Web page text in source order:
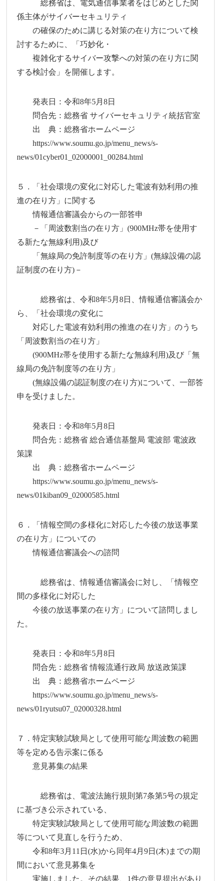
総務省は、電気通信事業者をはじめとした関
係主体がサイバーセキュリティ
の確保のために講じる対策の在り方について検
討するために、「巧妙化・
複雑化するサイバー攻撃への対策の在り方に関
する検討会」を開催します。
発表日：令和8年5月8日
問合先：総務省 サイバーセキュリティ統括官室
出 典：総務省ホームページ
https://www.soumu.go.jp/menu_news/s-
news/01cyber01_02000001_00284.html
５．「社会環境の変化に対応した電波有効利用の推
進の在り方」に関する
情報通信審議会からの一部答申
－「周波数割当の在り方」(900MHz帯を使用す
る新たな無線利用)及び
「無線局の免許制度等の在り方」(無線設備の認
証制度の在り方)－
総務省は、令和8年5月8日、情報通信審議会か
ら、「社会環境の変化に
対応した電波有効利用の推進の在り方」のうち
「周波数割当の在り方」
(900MHz帯を使用する新たな無線利用)及び「無
線局の免許制度等の在り方」
(無線設備の認証制度の在り方)について、一部答
申を受けました。
発表日：令和8年5月8日
問合先：総務省 総合通信基盤局 電波部 電波政
策課
出 典：総務省ホームページ
https://www.soumu.go.jp/menu_news/s-
news/01kiban09_02000585.html
６．「情報空間の多様化に対応した今後の放送事業
の在り方」についての
情報通信審議会への諮問
総務省は、情報通信審議会に対し、「情報空
間の多様化に対応した
今後の放送事業の在り方」について諮問しまし
た。
発表日：令和8年5月8日
問合先：総務省 情報流通行政局 放送政策課
出 典：総務省ホームページ
https://www.soumu.go.jp/menu_news/s-
news/01ryutsu07_02000328.html
７．特定実験試験局として使用可能な周波数の範囲
等を定める告示案に係る
意見募集の結果
総務省は、電波法施行規則第7条第5号の規定
に基づき公示されている、
特定実験試験局として使用可能な周波数の範囲
等について見直しを行うため、
令和8年3月11日(水)から同年4月9日(木)までの期
間において意見募集を
実施しました。その結果、1件の意見提出があり